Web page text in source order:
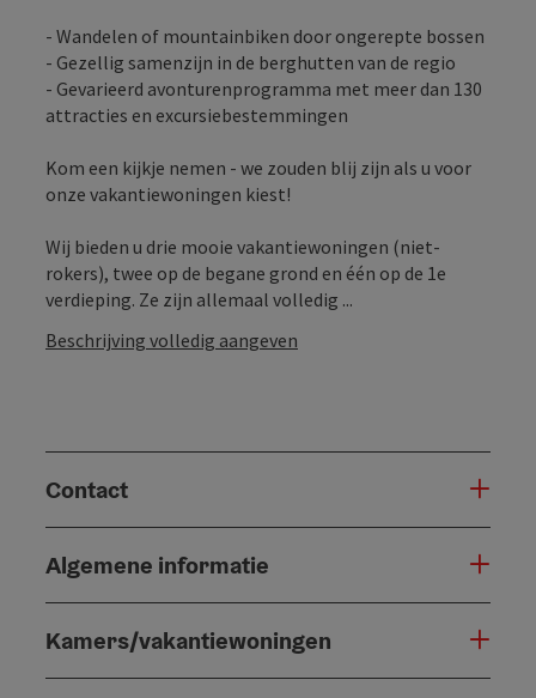
- Wandelen of mountainbiken door ongerepte bossen
- Gezellig samenzijn in de berghutten van de regio
- Gevarieerd avonturenprogramma met meer dan 130
attracties en excursiebestemmingen
Kom een kijkje nemen - we zouden blij zijn als u voor
onze vakantiewoningen kiest!
Wij bieden u drie mooie vakantiewoningen (niet-
rokers), twee op de begane grond en één op de 1e
verdieping. Ze zijn allemaal volledig ...
Beschrijving volledig aangeven
Contact
Algemene informatie
Kamers/vakantiewoningen